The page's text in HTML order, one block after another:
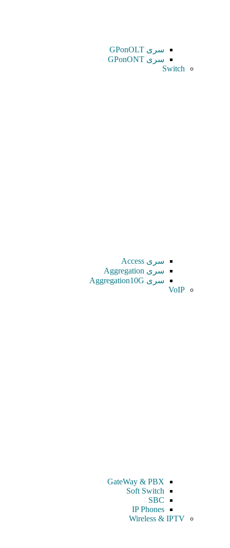
سری GPonOLT
سری GPonONT
Switch
سری Access
سری Aggregation
سری Aggregation10G
VoIP
GateWay & PBX
Soft Switch
SBC
IP Phones
Wireless & IPTV